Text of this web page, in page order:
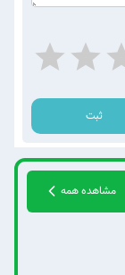
ثبت
مشاهده همه